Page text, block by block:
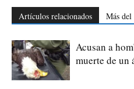
Artículos relacionados Más
Acusan a
muerte de un